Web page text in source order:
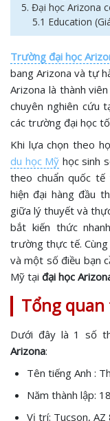
5. Đại học Arizona
5.1 Education
Trường đại học
bang Arizona và tự
Arizona là thành
chuyên nghiên cứu
các trường đại học
Khi lựa chọn theo
du học Mỹ học sinh
theo chuẩn quốc
hiện đại hàng đầu
giữa lý thuyết và
bắt kiến thức
trường thực tế. Cùng
và một số điều bạn
Mỹ tại đại học
Tổng
Dưới đây là 1 số
Arizona:
Tên tiếng Anh :
Năm thành lập:
Vị trí: Tucson,